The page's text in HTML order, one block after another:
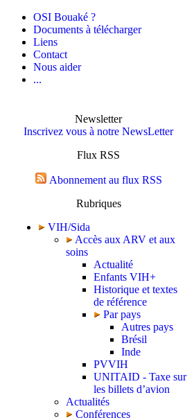
OSI Bouaké ?
Documents à télécharger
Liens
Contact
Nous aider
...
Newsletter
Inscrivez vous à notre NewsLetter
Flux RSS
Abonnement au flux RSS
Rubriques
VIH/Sida
Accès aux ARV et aux
soins
Actualité
Enfants VIH+
Historique et textes
de référence
Par pays
Autres pays
Brésil
Inde
PVVIH
UNITAID - Taxe sur
les billets d’avion
Actualités
Conférences